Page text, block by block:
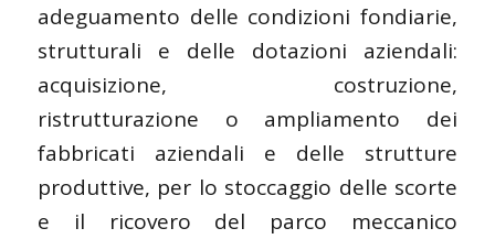
adeguamento delle condizioni fondiarie,
strutturali e delle dotazioni aziendali:
acquisizione, costruzione,
ristrutturazione o ampliamento dei
fabbricati aziendali e delle strutture
produttive, per lo stoccaggio delle scorte
e il ricovero del parco meccanico